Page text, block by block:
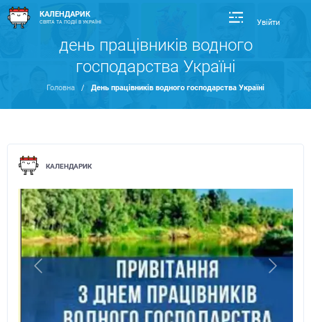
КАЛЕНДАРИК
СВЯТА ТА ПОДІЇ В УКРАЇНІ Увійти
день працівників водного
господарства Україні
Головна / День працівників водного господарства Україні
КАЛЕНДАРИК
Previous Next